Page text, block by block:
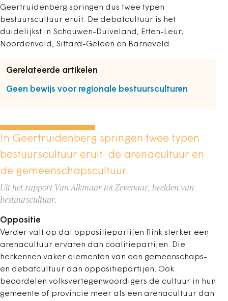
Geertruidenberg ­springen dus twee typen
bestuurscultuur ­eruit. De debatcultuur is het
duidelijkst in Schouwen-­Duiveland, Etten-Leur,
Noordenveld, ­Sittard-Geleen en Barneveld.
Gerelateerde artikelen
Geen bewijs voor regionale bestuursculturen
In Geertruidenberg springen twee typen
bestuurscultuur eruit: de arenacultuur en
de gemeenschapscultuur.
Uit het rapport Van Alkmaar tot Zevenaar, beelden van
bestuurscultuur.
Oppositie
Verder valt op dat oppositiepartijen flink sterker een
arenacultuur ervaren dan coalitiepartijen. Die
herkennen vaker elementen van een gemeenschaps-
en debatcultuur dan oppositiepartijen. Ook
beoordelen volksvertegenwoordigers de cultuur in hun
gemeente of provincie meer als een arenacultuur dan